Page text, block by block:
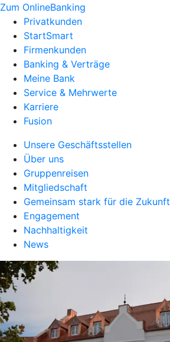
Zum OnlineBanking
Privatkunden
StartSmart
Firmenkunden
Banking & Verträge
Meine Bank
Service & Mehrwerte
Karriere
Fusion
Unsere Geschäftsstellen
Über uns
Gruppenreisen
Mitgliedschaft
Gemeinsam stark für die Zukunft
Engagement
Nachhaltigkeit
News